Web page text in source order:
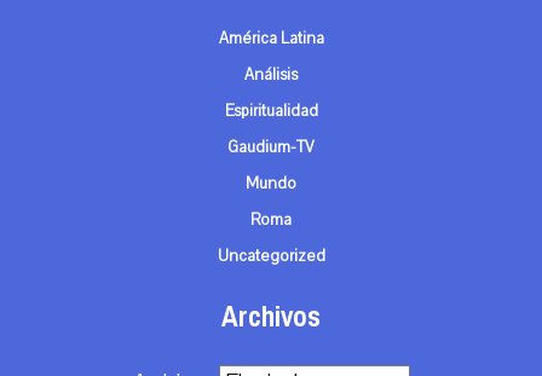
América Latina
Análisis
Espiritualidad
Gaudium-TV
Mundo
Roma
Uncategorized
Archivos